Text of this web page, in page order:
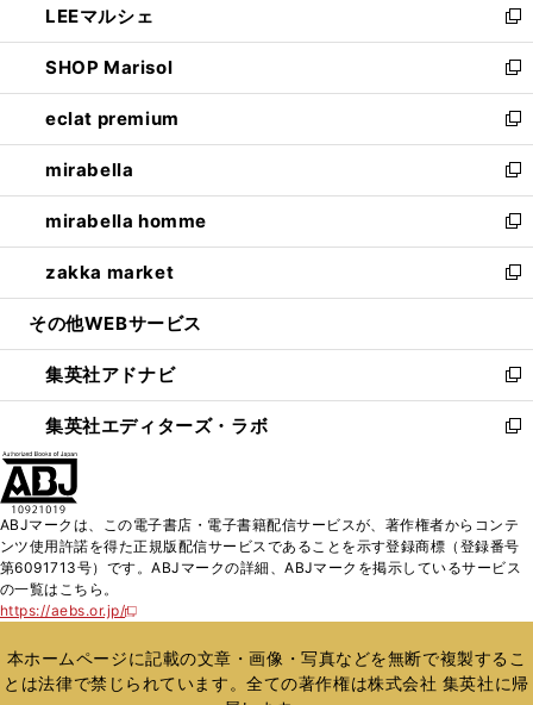
く
で
開
く
ド
ウ
で
開
く
ィ
ン
ド
ウ
で
開
く
い
ウ
ィ
ン
ド
ウ
で
開
く
LEEマルシェ
新
し
い
ウ
ィ
ン
ド
ウ
で
開
く
SHOP Marisol
新
し
い
ウ
ィ
ン
ド
ウ
で
開
eclat premium
新
し
い
ウ
ィ
ン
ド
ウ
開
く
mirabella
新
し
い
ウ
ィ
ン
ウ
で
開
く
mirabella homme
新
し
い
ウ
ン
ド
ウ
で
zakka market
新
し
ウ
ィ
ン
ド
く
その他WEBサービス
集英社アドナビ
新
し
い
ド
ウ
で
集英社エディターズ・ラボ
新
ィ
ン
ド
開
く
ABJマークは、この電子書店・電子書籍配信サービスが、著作権者からコンテ
ンツ使用許諾を得た正規版配信サービスであることを示す登録商標（登録番号
第6091713号）です。ABJマークの詳細、ABJマークを掲示しているサービス
の一覧はこちら。
https://aebs.or.jp/
新
い
ウ
ィ
本ホームページに記載の文章・画像・写真などを無断で複製するこ
とは法律で禁じられています。全ての著作権は株式会社 集英社に帰